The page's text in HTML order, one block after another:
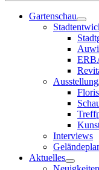
Gartenschau
Ausstellung
Interviews
Aktuelles